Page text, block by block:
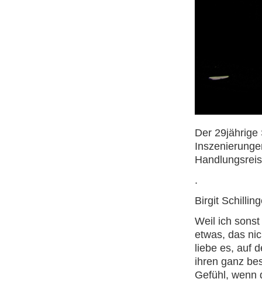
Der 29jährige
.
Birgit
Weil ich
etwas, das
liebe es, auf
ihren ganz
Gefühl, wenn